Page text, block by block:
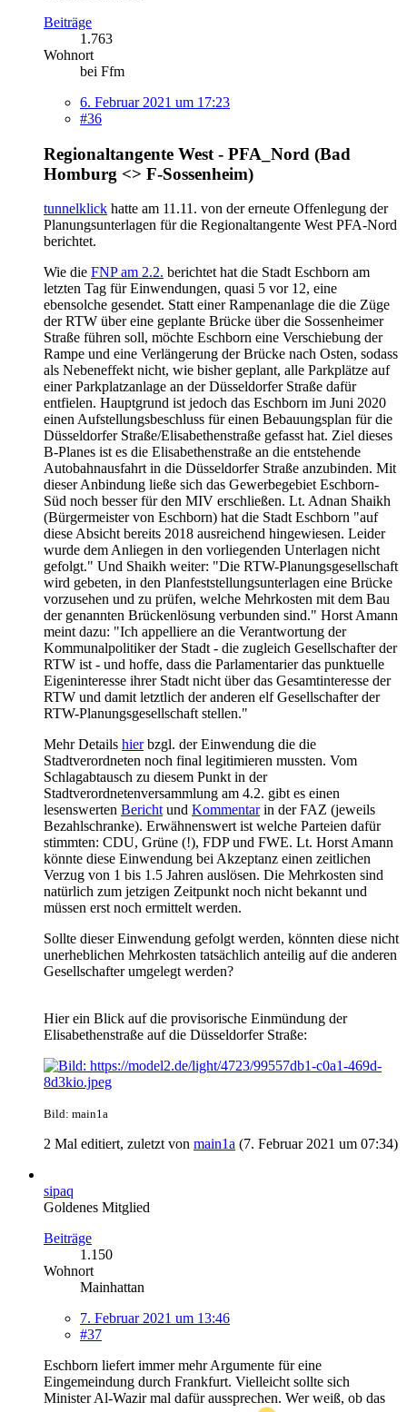
Beiträge
1.763
Wohnort
bei Ffm
6. Februar 2021 um 17:23
#36
Regionaltangente West - PFA_Nord (Bad
Homburg <> F-Sossenheim)
tunnelklick hatte am 11.11. von der erneute Offenlegung der
Planungsunterlagen für die Regionaltangente West PFA-Nord
berichtet.
Wie die FNP am 2.2. berichtet hat die Stadt Eschborn am
letzten Tag für Einwendungen, quasi 5 vor 12, eine
ebensolche gesendet. Statt einer Rampenanlage die die Züge
der RTW über eine geplante Brücke über die Sossenheimer
Straße führen soll, möchte Eschborn eine Verschiebung der
Rampe und eine Verlängerung der Brücke nach Osten, sodass
als Nebeneffekt nicht, wie bisher geplant, alle Parkplätze auf
einer Parkplatzanlage an der Düsseldorfer Straße dafür
entfielen. Hauptgrund ist jedoch das Eschborn im Juni 2020
einen Aufstellungsbeschluss für einen Bebauungsplan für die
Düsseldorfer Straße/Elisabethenstraße gefasst hat. Ziel dieses
B-Planes ist es die Elisabethenstraße an die entstehende
Autobahnausfahrt in die Düsseldorfer Straße anzubinden. Mit
dieser Anbindung ließe sich das Gewerbegebiet Eschborn-
Süd noch besser für den MIV erschließen. Lt. Adnan Shaikh
(Bürgermeister von Eschborn) hat die Stadt Eschborn "auf
diese Absicht bereits 2018 ausreichend hingewiesen. Leider
wurde dem Anliegen in den vorliegenden Unterlagen nicht
gefolgt." Und Shaikh weiter: "Die RTW-Planungsgesellschaft
wird gebeten, in den Planfeststellungsunterlagen eine Brücke
vorzusehen und zu prüfen, welche Mehrkosten mit dem Bau
der genannten Brückenlösung verbunden sind." Horst Amann
meint dazu: "Ich appelliere an die Verantwortung der
Kommunalpolitiker der Stadt - die zugleich Gesellschafter der
RTW ist - und hoffe, dass die Parlamentarier das punktuelle
Eigeninteresse ihrer Stadt nicht über das Gesamtinteresse der
RTW und damit letztlich der anderen elf Gesellschafter der
RTW-Planungsgesellschaft stellen."
Mehr Details hierbzgl. der Einwendung die die
Stadtverordneten noch final legitimieren mussten. Vom
Schlagabtausch zu diesem Punkt in der
Stadtverordnetenversammlung am 4.2. gibt es einen
lesenswerten Berichtund Kommentarin der FAZ (jeweils
Bezahlschranke). Erwähnenswert ist welche Parteien dafür
stimmten: CDU, Grüne (!), FDP und FWE. Lt. Horst Amann
könnte diese Einwendung bei Akzeptanz einen zeitlichen
Verzug von 1 bis 1.5 Jahren auslösen. Die Mehrkosten sind
natürlich zum jetzigen Zeitpunkt noch nicht bekannt und
müssen erst noch ermittelt werden.
Sollte dieser Einwendung gefolgt werden, könnten diese nicht
unerheblichen Mehrkosten tatsächlich anteilig auf die anderen
Gesellschafter umgelegt werden?
Hier ein Blick auf die provisorische Einmündung der
Elisabethenstraße auf die Düsseldorfer Straße:
Bild: main1a
2 Mal editiert, zuletzt von main1a (7. Februar 2021 um 07:34)
sipaq
Goldenes Mitglied
Beiträge
1.150
Wohnort
Mainhattan
7. Februar 2021 um 13:46
#37
Eschborn liefert immer mehr Argumente für eine
Eingemeindung durch Frankfurt. Vielleicht sollte sich
Minister Al-Wazir mal dafür aussprechen. Wer weiß, ob das